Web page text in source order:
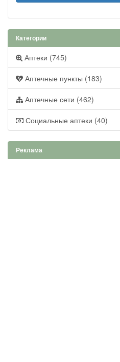
Категории
Аптеки (745)
Аптечные пункты (183)
Аптечные сети (462)
Социальные аптеки (40)
Реклама